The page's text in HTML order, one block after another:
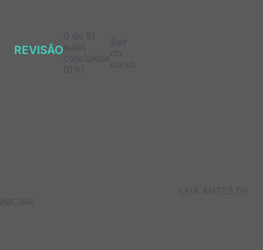
REVISÃO
0 de 51
aulas
concluídas
(0%)
Sair
do
curso
LEIA ANTES DE
INICIAR